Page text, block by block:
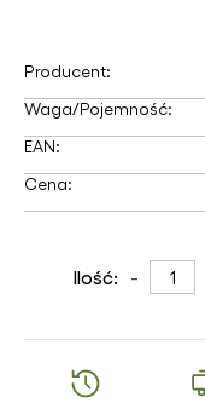
Producent:
Waga/Pojemność:
EAN:
Cena:
Ilość: -